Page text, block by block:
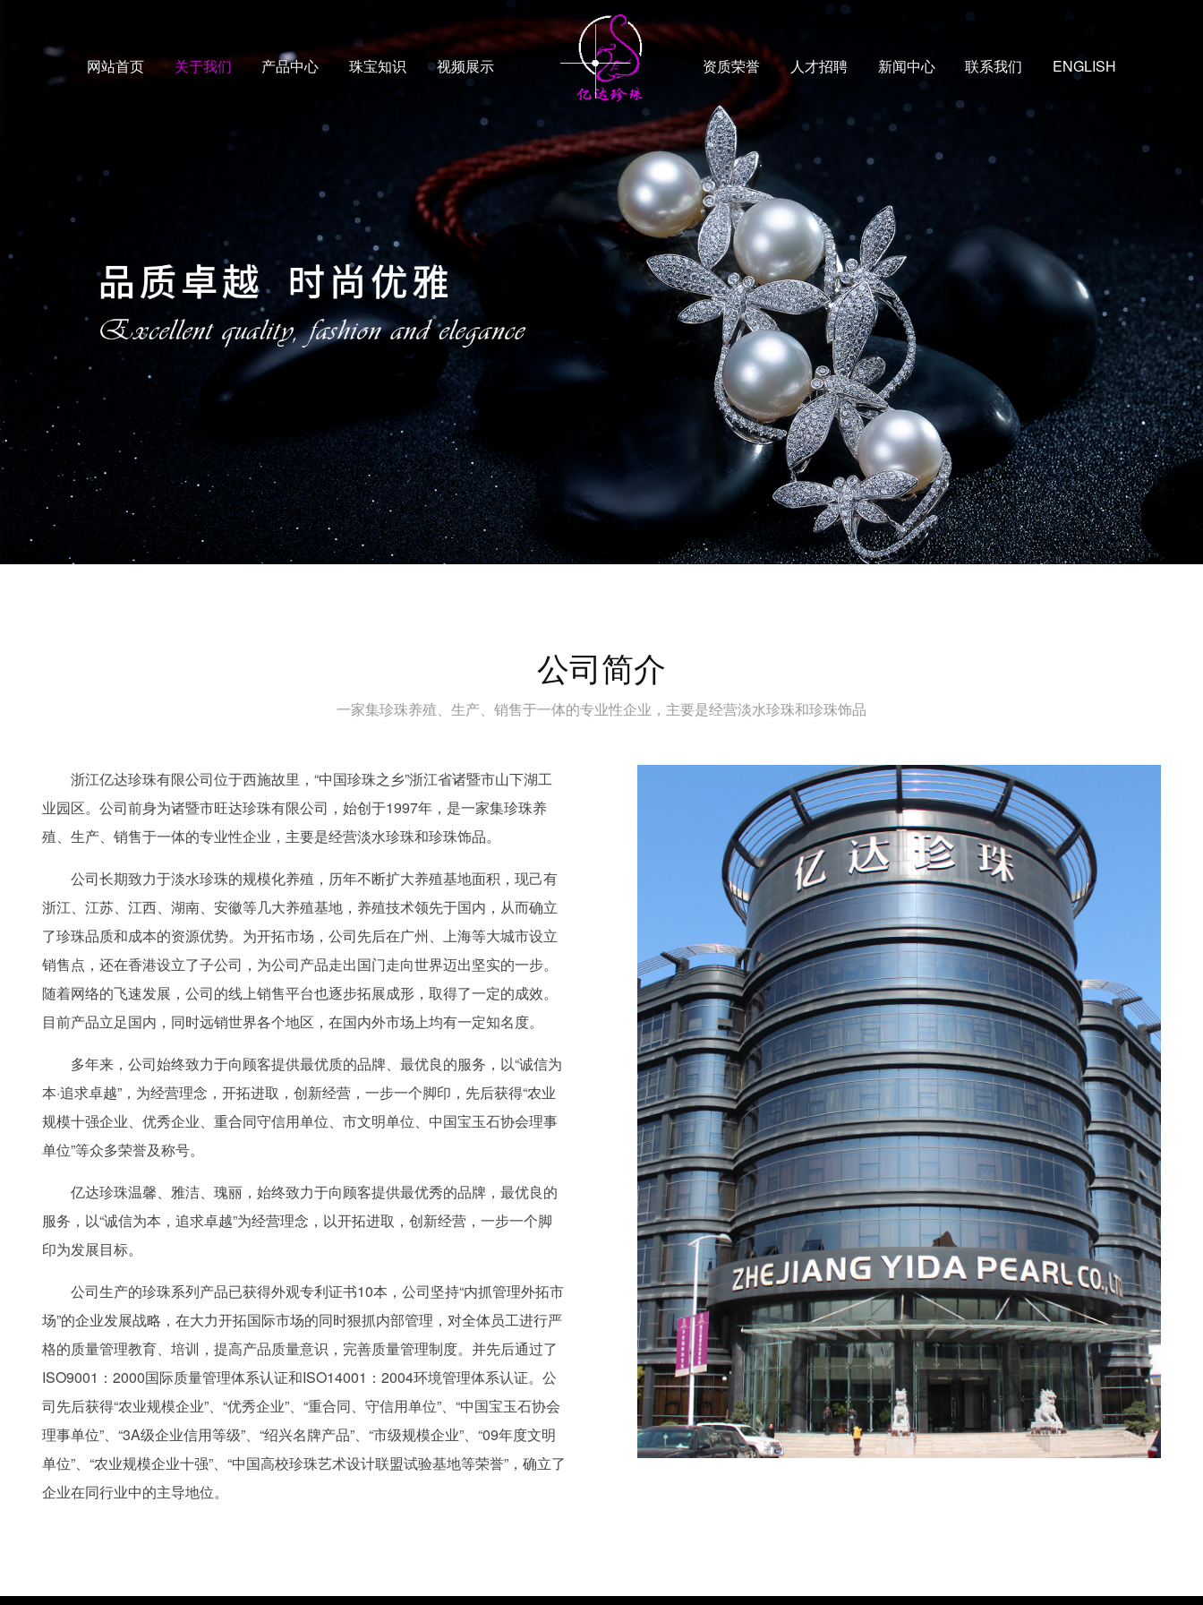
网站首页 关于我们 产品中心 珠宝知识 视频展示 资质荣誉 人才招聘 新闻中心 联系我们 ENGLISH
公司简介
一家集珍珠养殖、生产、销售于一体的专业性企业，主要是经营淡水珍珠和珍珠饰品
浙江亿达珍珠有限公司位于西施故里，“中国珍珠之乡”浙江省诸暨市山下湖工
业园区。公司前身为诸暨市旺达珍珠有限公司，始创于1997年，是一家集珍珠养
殖、生产、销售于一体的专业性企业，主要是经营淡水珍珠和珍珠饰品。
公司长期致力于淡水珍珠的规模化养殖，历年不断扩大养殖基地面积，现己有
浙江、江苏、江西、湖南、安徽等几大养殖基地，养殖技术领先于国内，从而确立
了珍珠品质和成本的资源优势。为开拓市场，公司先后在广州、上海等大城市设立
销售点，还在香港设立了子公司，为公司产品走出国门走向世界迈出坚实的一步。
随着网络的飞速发展，公司的线上销售平台也逐步拓展成形，取得了一定的成效。
目前产品立足国内，同时远销世界各个地区，在国内外市场上均有一定知名度。
多年来，公司始终致力于向顾客提供最优质的品牌、最优良的服务，以“诚信为
本·追求卓越”，为经营理念，开拓进取，创新经营，一步一个脚印，先后获得“农业
规模十强企业、优秀企业、重合同守信用单位、市文明单位、中国宝玉石协会理事
单位”等众多荣誉及称号。
亿达珍珠温馨、雅洁、瑰丽，始终致力于向顾客提供最优秀的品牌，最优良的
服务，以“诚信为本，追求卓越”为经营理念，以开拓进取，创新经营，一步一个脚
印为发展目标。
公司生产的珍珠系列产品已获得外观专利证书10本，公司坚持“内抓管理外拓市
场”的企业发展战略，在大力开拓国际市场的同时狠抓内部管理，对全体员工进行严
格的质量管理教育、培训，提高产品质量意识，完善质量管理制度。并先后通过了
ISO9001：2000国际质量管理体系认证和ISO14001：2004环境管理体系认证。公
司先后获得“农业规模企业”、“优秀企业”、“重合同、守信用单位”、“中国宝玉石协会
理事单位”、“3A级企业信用等级”、“绍兴名牌产品”、“市级规模企业”、“09年度文明
单位”、“农业规模企业十强”、“中国高校珍珠艺术设计联盟试验基地等荣誉”，确立了
企业在同行业中的主导地位。